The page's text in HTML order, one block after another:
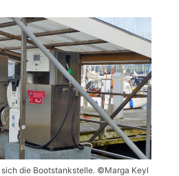
die Bootstankstelle. ©Marga Keyl